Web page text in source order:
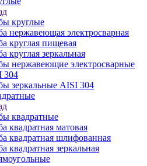
круглые
нержавеющая электросварная
круглая пищевая
круглая зеркальная
нержавеющие электросварные
304
зеркальные AISI 304
квадратные
квадратная матовая
квадратная шлифованная
квадратная зеркальная